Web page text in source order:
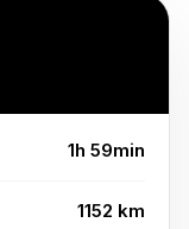
1h 59min
1152 km